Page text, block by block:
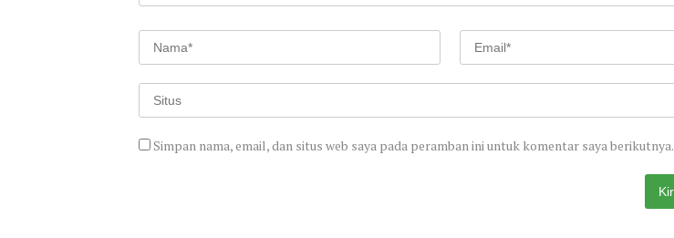
Simpan nama, email, dan situs web saya pada peramban ini untuk komentar saya berikutnya.